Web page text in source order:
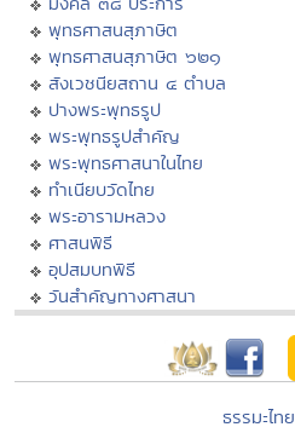
พุทธศาสนสุภาษิต
พุทธศาสนสุภาษิต ๖๒๑
สังเวชนียสถาน ๔ ตำบล
ปางพระพุทธรูป
พระพุทธรูปสำคัญ
พระพุทธศาสนาในไทย
ทำเนียบวัดไทย
พระอารามหลวง
ศาสนพิธี
อุปสมบทพิธี
วันสำคัญทางศาสนา
ธรรมะไทย